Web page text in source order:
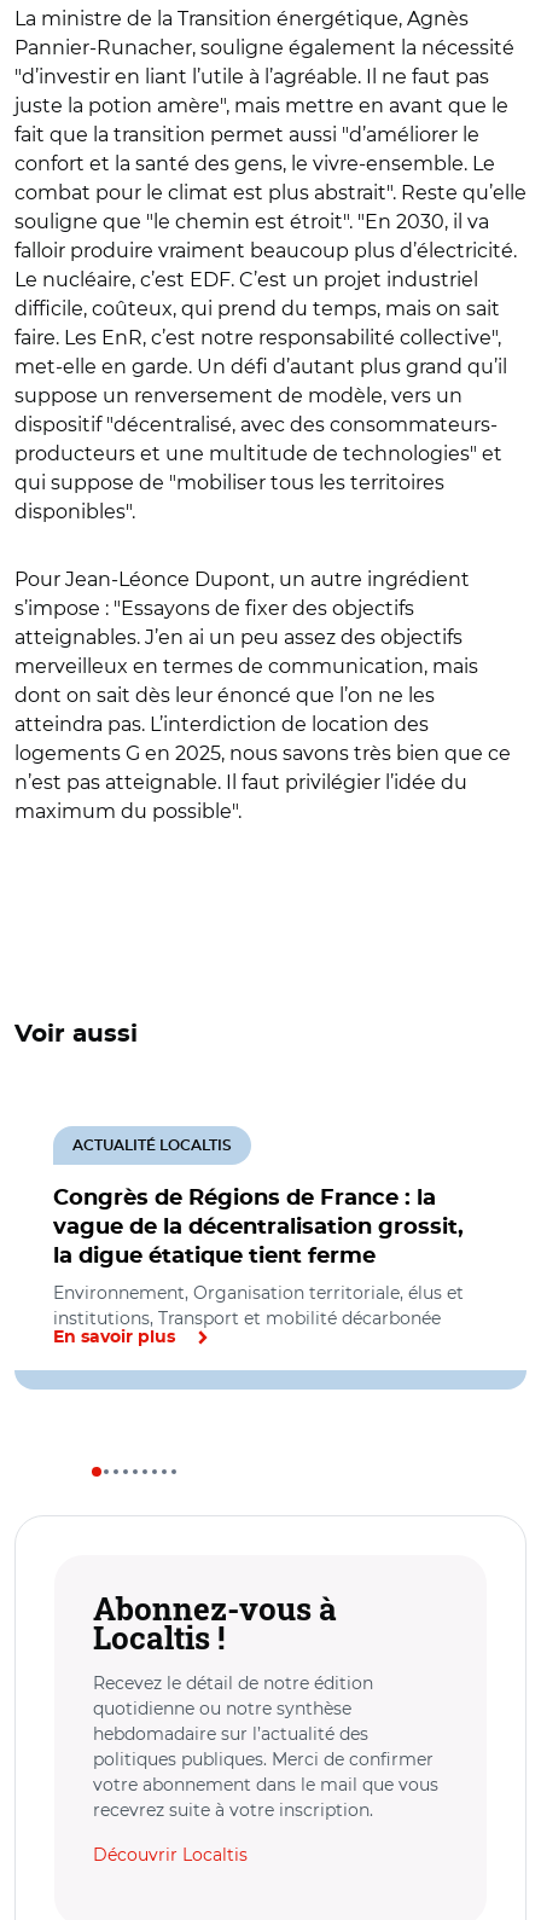
La ministre de la Transition énergétique, Agnès
Pannier-Runacher, souligne également la nécessité
"d’investir en liant l’utile à l’agréable. Il ne faut pas
juste la potion amère", mais mettre en avant que le
fait que la transition permet aussi "d’améliorer le
confort et la santé des gens, le vivre-ensemble. Le
combat pour le climat est plus abstrait". Reste qu’elle
souligne que "le chemin est étroit". "En 2030, il va
falloir produire vraiment beaucoup plus d’électricité.
Le nucléaire, c’est EDF. C’est un projet industriel
difficile, coûteux, qui prend du temps, mais on sait
faire. Les EnR, c’est notre responsabilité collective",
met-elle en garde. Un défi d’autant plus grand qu’il
suppose un renversement de modèle, vers un
dispositif "décentralisé, avec des consommateurs-
producteurs et une multitude de technologies" et
qui suppose de "mobiliser tous les territoires
disponibles".
Pour Jean-Léonce Dupont, un autre ingrédient
s’impose : "Essayons de fixer des objectifs
atteignables. J’en ai un peu assez des objectifs
merveilleux en termes de communication, mais
dont on sait dès leur énoncé que l’on ne les
atteindra pas. L’interdiction de location des
logements G en 2025, nous savons très bien que ce
n’est pas atteignable. Il faut privilégier l’idée du
maximum du possible".
Voir aussi
Congrès de Régions de France : la
vague de la décentralisation grossit,
la digue étatique tient ferme
ACTUALITÉ LOCALTIS
Environnement, Organisation territoriale, élus et
institutions, Transport et mobilité décarbonée
En savoir plus
Abonnez-vous à
Localtis !
Recevez le détail de notre édition
quotidienne ou notre synthèse
hebdomadaire sur l’actualité des
politiques publiques. Merci de confirmer
votre abonnement dans le mail que vous
recevrez suite à votre inscription.
Découvrir Localtis